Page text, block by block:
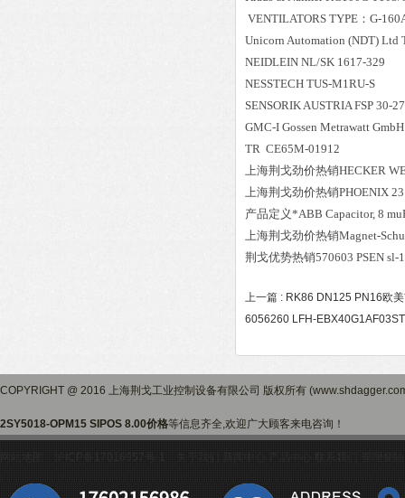
VENTILATORS TYPE：G-
Unicorn Automation (NDT) Ltd
NEIDLEIN NL/SK 1617-329
NESSTECH TUS-M1RU-S
SENSORIK AUSTRIA FSP 30-
GMC-I Gossen Metrawatt
TR CE65M-01912
上海荆戈劲价热销HECKER
上海荆戈劲价热销PHOENIX
产品定义*ABB Capacitor, 8
上海荆戈劲价热销Magnet-
荆戈优势热销570603 PSEN sl-
上一篇 : RK86 DN125 PN16欧
6056260 LFH-
COPYRIGHT @ 2016 上海荆戈工业控制设备有限公司 版权所有
2SY5018-OPM15 SIPOS 8.00价格等信息齐全,欢迎广大顾客来电咨询！
沪ICP备17016957号-1